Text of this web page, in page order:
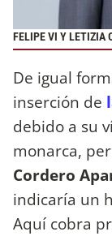
FELIPE VI Y LETIZIA
De igual
inserción de
debido a su
monarca,
Cordero
indicaría un
Aquí cobra